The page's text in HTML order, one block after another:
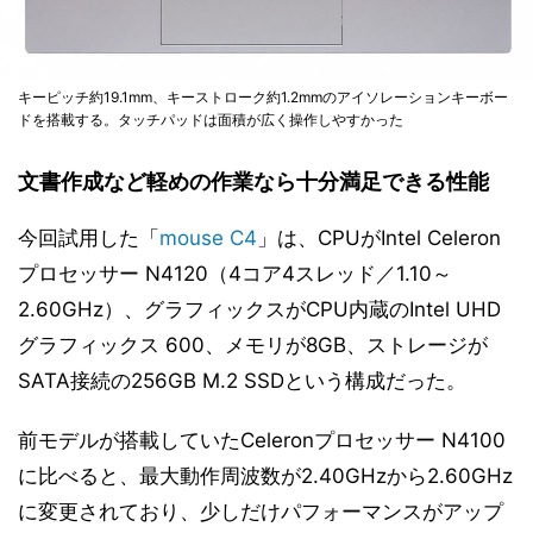
キーピッチ約19.1mm、キーストローク約1.2mmのアイソレーションキーボー
ドを搭載する。タッチパッドは面積が広く操作しやすかった
文書作成など軽めの作業なら十分満足できる性能
今回試用した「 mouse C4 」は、CPUがIntel Celeron
プロセッサー N4120（4コア4スレッド／1.10～
2.60GHz）、グラフィックスがCPU内蔵のIntel UHD
グラフィックス 600、メモリが8GB、ストレージが
SATA接続の256GB M.2 SSDという構成だった。
前モデルが搭載していたCeleronプロセッサー N4100
に比べると、最大動作周波数が2.40GHzから2.60GHz
に変更されており、少しだけパフォーマンスがアップ